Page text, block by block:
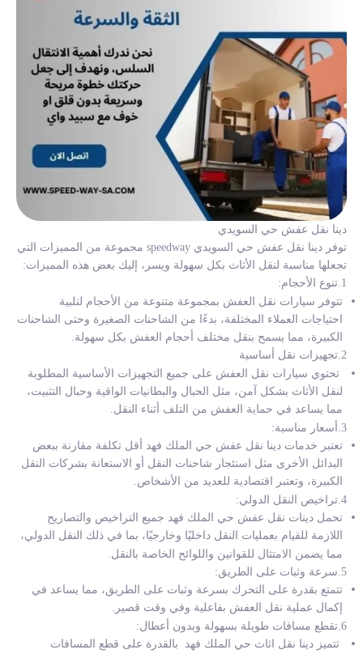
دينا نقل عفش حي السويدي
توفر دينا نقل عفش حي السويدي
speedway مجموعة من المميزات التي
تجعلها مناسبة لنقل الأثاث بكل سهولة ويسر، إليك بعض هذه المميزات:
1.تنوع الأحجام:
تتوفر سيارات نقل العفش بمجموعة متنوعة من الأحجام لتلبية
احتياجات العملاء المختلفة، بدءًا من الشاحنات الصغيرة وحتى الشاحنات
الكبيرة، مما يسمح بنقل مختلف أحجام العفش بكل سهولة.
2.تجهيزات نقل أساسية
تحتوي سيارات نقل العفش على جميع التجهيزات الأساسية المطلوبة
لنقل الأثاث بشكل آمن، مثل الحبال والبطانيات الواقية وحبال التثبيت،
مما يساعد في حماية العفش من التلف أثناء النقل.
3.أسعار مناسبة:
تعتبر خدمات دينا نقل عفش حي الملك فهد أقل تكلفة مقارنة ببعض
البدائل الأخرى مثل استئجار شاحنات النقل أو الاستعانة بشركات النقل
الكبيرة، وتعتبر اقتصادية للعديد من الأشخاص.
4.تراخيص النقل الدولي:
تحمل دينات نقل عفش حي الملك فهد جميع التراخيص والتصاريح
اللازمة للقيام بعمليات النقل داخليًا وخارجيًا، بما في ذلك النقل الدولي،
مما يضمن الامتثال للقوانين واللوائح الخاصة بالنقل.
5.سرعة وثبات على الطريق:
تتمتع بقدرة على التحرك بسرعة وثبات على الطريق، مما يساعد في
إكمال عملية نقل العفش بفاعلية وفي وقت قصير.
6.تقطع مسافات طويلة بسهولة وبدون أعطال:
تتميز دينا نقل اثاث حي الملك فهد بالقدرة على قطع المسافات